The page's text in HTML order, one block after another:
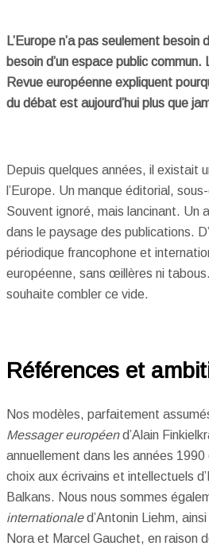
L’Europe n’a pas seulement besoin
besoin d’un espace public
Revue européenne expliquent
du débat est aujourd’hui plus que
Depuis quelques années, il existait
l’Europe. Un manque éditorial,
Souvent ignoré, mais lancinant. Un
dans le paysage des publications.
périodique francophone et
européenne, sans œillères ni tabous.
souhaite combler ce vide.
Références et
Nos modèles, parfaitement
Messager européend’Alain
annuellement dans les années
choix aux écrivains et intellectuels
Balkans. Nous nous sommes
internationaled’Antonin Liehm,
Nora et Marcel Gauchet, en raison